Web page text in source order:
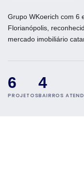
Grupo WKoerich com 6
Florianópolis,
mercado imobiliário
6
PROJETOS
4
BAIRROS